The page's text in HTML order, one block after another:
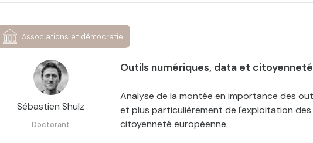
Associations et démocratie
Sébastien Shulz
Doctorant
Outils numériques, data et citoyenneté
Analyse de la montée en importance des
et plus particulièrement de l'exploitation des
citoyenneté européenne.